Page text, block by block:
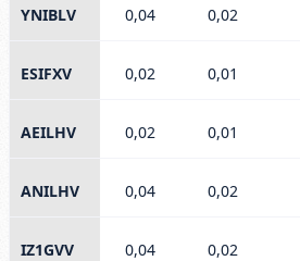
YNIBLV 0,04 0,02
ESIFXV 0,02 0,01
AEILHV 0,02 0,01
ANILHV 0,04 0,02
IZ1GVV 0,04 0,02